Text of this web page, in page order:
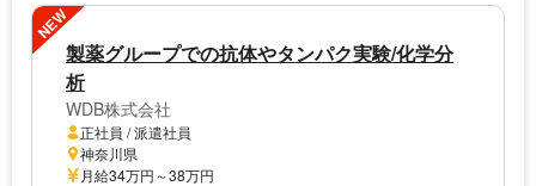
NEW
製薬グループでの抗体やタンパク実験/化学分
析
WDB株式会社
正社員 / 派遣社員
神奈川県
月給34万円～38万円